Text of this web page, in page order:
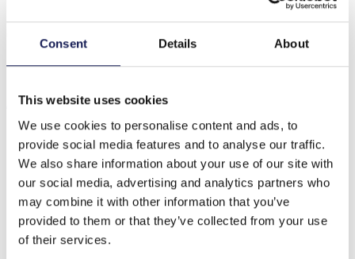
Consent Details About
This website uses cookies
We use cookies to personalise content and ads, to
provide social media features and to analyse our traffic.
We also share information about your use of our site with
our social media, advertising and analytics partners who
may combine it with other information that you’ve
provided to them or that they’ve collected from your use
of their services.
G-B18.5 ANK2620-051-2 Enkelbandjesset 6st - Blauw
Anderen kochten ook